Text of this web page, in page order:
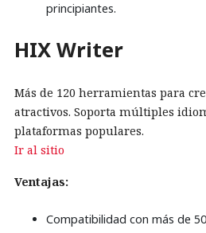
principiantes.
HIX Writer
Más de 120 herramientas para
atractivos. Soporta múltiples
plataformas populares.
Ir al sitio
Ventajas:
Compatibilidad con más de